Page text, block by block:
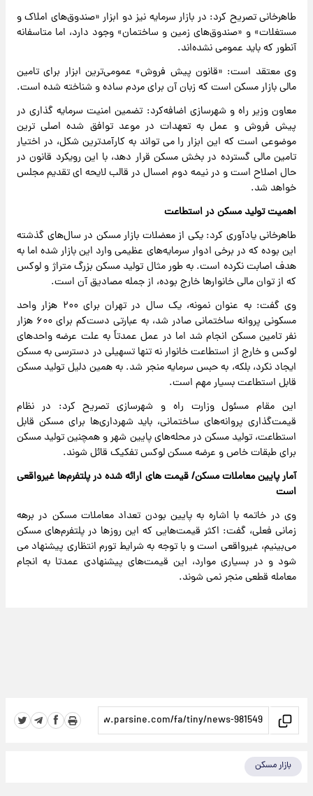
طاهرخانی تصریح کرد: در بازار سرمایه نیز دو ابزار «صندوق‌های املاک و
مستغلات» و «صندوق‌های زمین و ساختمان» وجود دارد، اما متاسفانه
آنطور که باید عمومی نشده‌اند.
وی معتقد است: «قانون پیش فروش» عمومی‌ترین ابزار برای تامین
مالی بازار مسکن است که زبان آن برای مردم ساده و شناخته شده است.
معاون وزیر راه و شهرسازی اضافه‌کرد: تضمین امنیت سرمایه گذاری در
پیش فروش و عمل به تعهدات در موعد توافق شده اصلی ترین
موضوعی است که این ابزار را می تواند به کارآمدترین شکل، در اختیار
تامین مالی گسترده در بخش مسکن قرار دهد، با این رویکرد قانون در
حال اصلاح است و در نیمه دوم امسال در قالب لایحه ای تقدیم مجلس
خواهد شد.
اهمیت تولید مسکن در استطاعت
طاهرخانی یادآوری کرد: یکی از معضلات بازار مسکن در سال‌های گذشته
این بوده که در برخی ادوار سرمایه‌های عظیمی وارد این بازار شده اما به
هدف اصابت نکرده است. به طور مثال تولید مسکن بزرگ متراژ و لوکس
که از توان مالی خانوارها خارج بوده، از جمله مصادیق آن است.
وی گفت: به عنوان نمونه، یک سال در تهران برای ۲۰۰ هزار واحد
مسکونی پروانه ساختمانی صادر شد، به عبارتی دست‌کم برای ۶۰۰ هزار
نفر تامین مسکن انجام شد اما در عمل عمدتاً به علت عرضه واحدهای
لوکس و خارج از استطاعت خانوار نه تنها تسهیلی در دسترسی به مسکن
ایجاد نکرد، بلکه، به حبس سرمایه منجر شد. به همین دلیل تولید مسکن
قابل استطاعت بسیار مهم است.
این مقام مسئول وزارت راه و شهرسازی تصریح کرد: در نظام
قیمت‌گذاری پروانه‌های ساختمانی، باید شهرداری‌ها برای مسکن قابل
استطاعت، تولید مسکن در محله‌های پایین شهر و همچنین تولید مسکن
برای طبقات خاص و عرضه مسکن لوکس تفکیک قائل شوند.
آمار پایین معاملات مسکن/ قیمت های ارائه شده در پلتفرم‌ها غیرواقعی
است
وی در خاتمه با اشاره به پایین بودن تعداد معاملات مسکن در برهه
زمانی فعلی، گفت: اکثر قیمت‌هایی که این روزها در پلتفرم‌های مسکن
می‌بینیم، غیرواقعی است و با توجه به شرایط تورم انتظاری پیشنهاد می
شود و در بسیاری موارد، این قیمت‌های پیشنهادی عمدتا به انجام
معامله قطعی منجر نمی شوند.
بازار مسکن